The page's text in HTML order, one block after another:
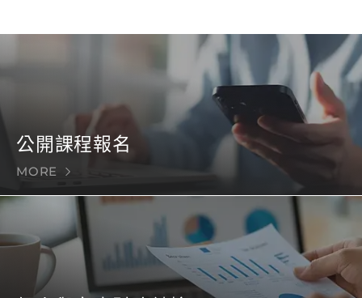
公開課程報名
MORE